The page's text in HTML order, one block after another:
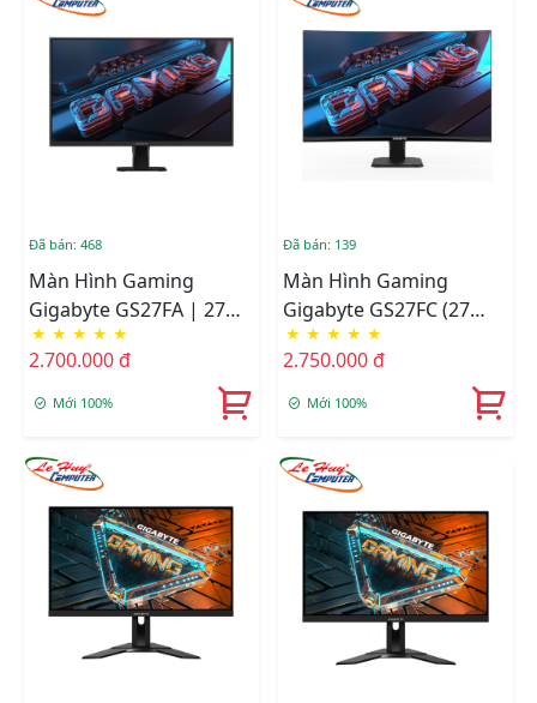
Đã bán: 468
Màn Hình Gaming
Gigabyte GS27FA | 27
Inch, Full HD, IPS, 180Hz,
1ms
★ ★ ★ ★ ★
2.700.000 đ
Mới 100%
Đã bán: 139
Màn Hình Gaming
Gigabyte GS27FC (27
Inch/FHD/VA/180Hz/1ms/
★ ★ ★ ★ ★
2.750.000 đ
Mới 100%